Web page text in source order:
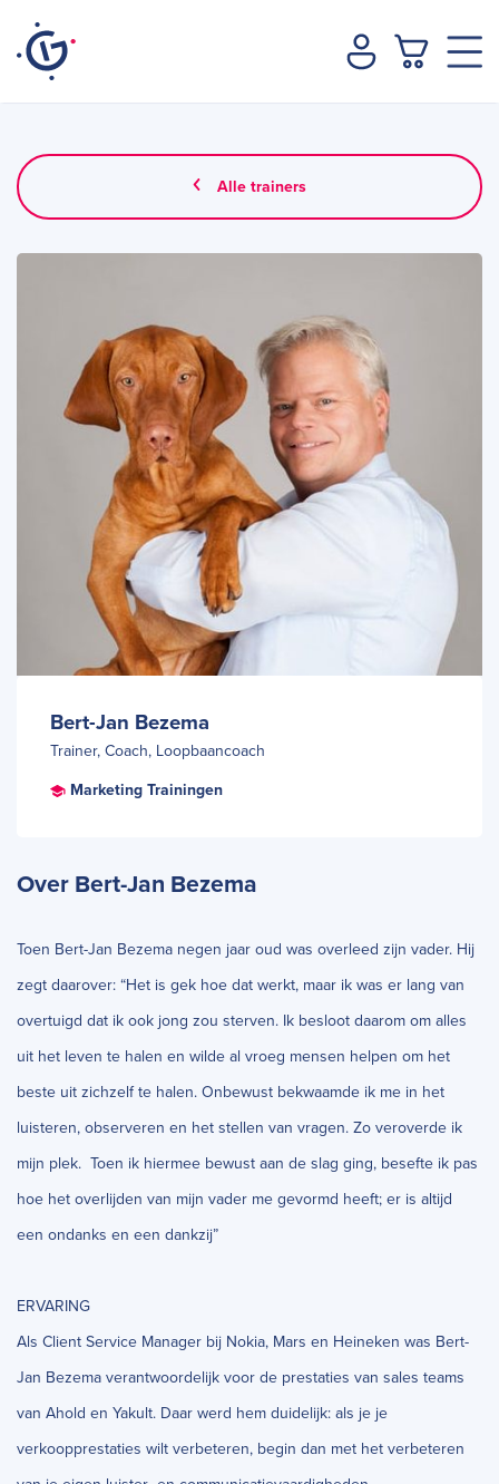
Alle trainers
Bert-Jan Bezema
Trainer, Coach, Loopbaancoach
Marketing Trainingen
Over Bert-Jan Bezema
Toen Bert-Jan Bezema negen jaar oud was overleed zijn vader. Hij
zegt daarover: “Het is gek hoe dat werkt, maar ik was er lang van
overtuigd dat ik ook jong zou sterven. Ik besloot daarom om alles
uit het leven te halen en wilde al vroeg mensen helpen om het
beste uit zichzelf te halen. Onbewust bekwaamde ik me in het
luisteren, observeren en het stellen van vragen. Zo veroverde ik
mijn plek. Toen ik hiermee bewust aan de slag ging, besefte ik pas
hoe het overlijden van mijn vader me gevormd heeft; er is altijd
een ondanks en een dankzij”
ERVARING
Als Client Service Manager bij Nokia, Mars en Heineken was Bert-
Jan Bezema verantwoordelijk voor de prestaties van sales teams
van Ahold en Yakult. Daar werd hem duidelijk: als je je
verkoopprestaties wilt verbeteren, begin dan met het verbeteren